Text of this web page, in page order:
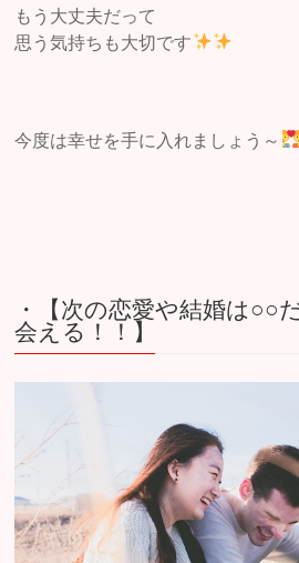
もう大丈夫だって
思う気持ちも大切です
今度は幸せを手に入れましょう～
・【次の恋愛や結婚は○○
会える！！】